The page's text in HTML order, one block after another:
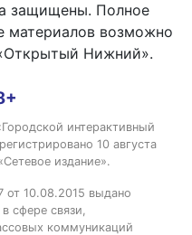
защищены. Полное
материалов возможно
Нижний».
интерактивный
10 августа
издание».
10.08.2015 выдано
сфере связи,
коммуникаций